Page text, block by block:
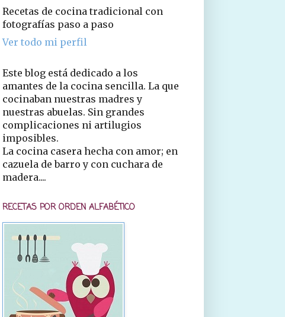
Recetas de cocina tradicional con
fotografías paso a paso
Ver todo mi perfil
Este blog está dedicado a los
amantes de la cocina sencilla. La que
cocinaban nuestras madres y
nuestras abuelas. Sin grandes
complicaciones ni artilugios
imposibles.
La cocina casera hecha con amor; en
cazuela de barro y con cuchara de
madera....
RECETAS POR ORDEN ALFABÉTICO